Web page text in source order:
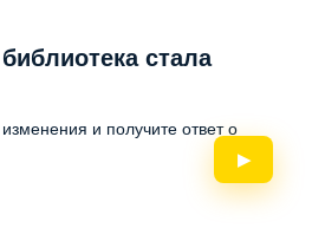
стала
и получите ответ о
▶